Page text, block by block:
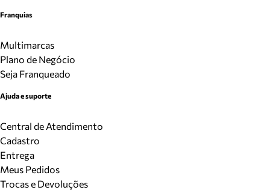
Franquias
Multimarcas
Plano de Negócio
Seja Franqueado
Ajuda e suporte
Central de Atendimento
Cadastro
Entrega
Meus Pedidos
Trocas e Devoluções